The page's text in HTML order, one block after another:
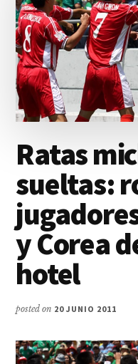
Ratas
sueltas:
y Corea
hotel
posted on 20 JUNIO 2011